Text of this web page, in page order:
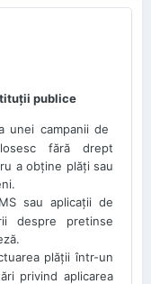
publice
unei campanii de
fără drept
a obține plăți sau
sau aplicații de
despre pretinse
plății într-un
privind aplicarea